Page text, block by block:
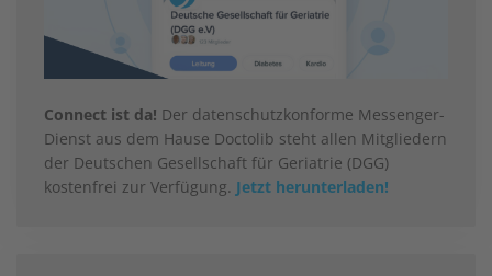
Connect ist da! Der datenschutzkonforme Messenger-
Dienst aus dem Hause Doctolib steht allen Mitgliedern
der Deutschen Gesellschaft für Geriatrie (DGG)
kostenfrei zur Verfügung. Jetzt herunterladen!